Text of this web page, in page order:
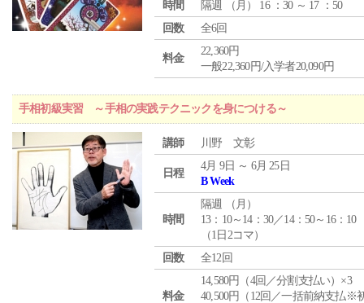
時間
隔週 （ 月 ） 16 ：30 ～ 17 ：50
回数
全6回
料金
22,360円
一般22,360円/入学者20,090円
手相初級実習 ～手相の実践テクニックを身につける～
講師 川野 文彰
日程
4月 9日 ～ 6月 25日
B Week
時間
隔週 （ 月 ）
13：10～14：30／14：50～16：10
（1日2コマ）
回数
全12回
料金
14,580円（4回／分割支払い）×3
40,500円（12回／一括前納支払※